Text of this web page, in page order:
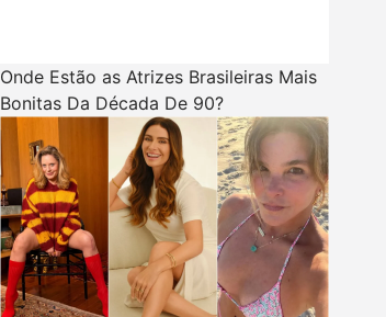
Onde Estão as Atrizes Brasileiras Mais
Bonitas Da Década De 90?